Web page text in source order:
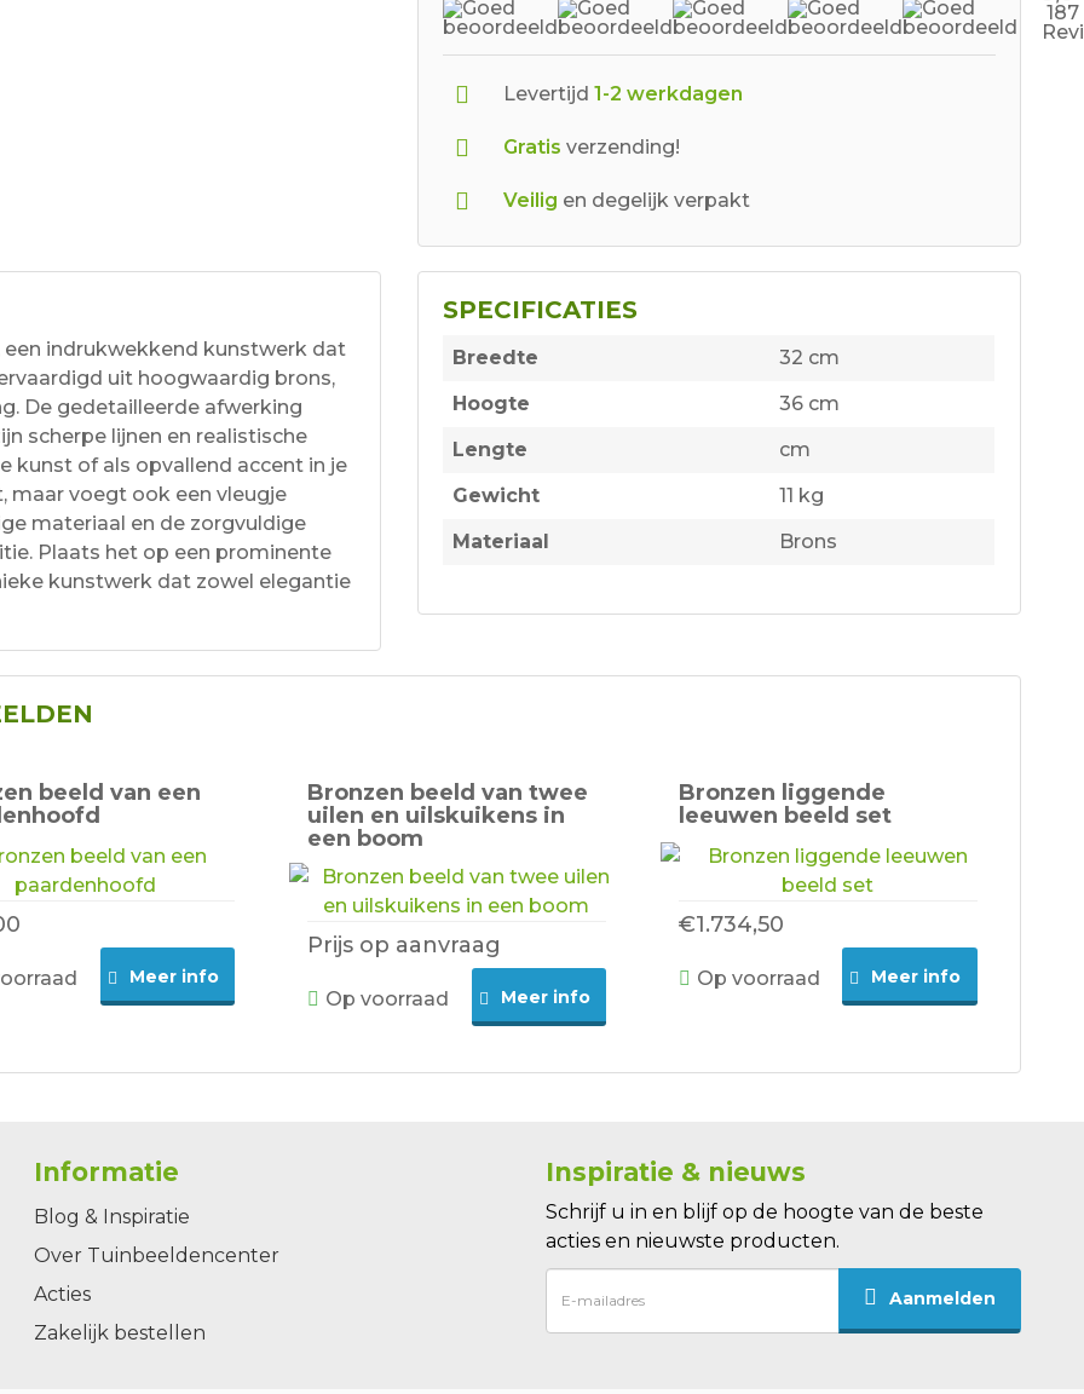
187
Levertijd 1-2 werkdagen
Gratis verzending!
Veilig en degelijk verpakt
indrukwekkend kunstwerk dat
uit hoogwaardig brons,
De gedetailleerde afwerking
scherpe lijnen en realistische
kunst of als opvallend accent in je
maar voegt ook een vleugje
materiaal en de zorgvuldige
Plaats het op een prominente
kunstwerk dat zowel elegantie
SPECIFICATIES
Breedte
32 cm
Hoogte
36 cm
Lengte
cm
Gewicht
11 kg
Materiaal
Brons
beeld van een
Meer info
Bronzen beeld van twee
uilen en uilskuikens in
een boom
Prijs op aanvraag
Op voorraad Meer info
Bronzen liggende
leeuwen beeld set
€1.734,50
Op voorraad Meer info
Informatie
Blog & Inspiratie
Over Tuinbeeldencenter
Acties
Zakelijk bestellen
Inspiratie & nieuws
Schrijf u in en blijf op de hoogte van de beste
acties en nieuwste producten.
Aanmelden